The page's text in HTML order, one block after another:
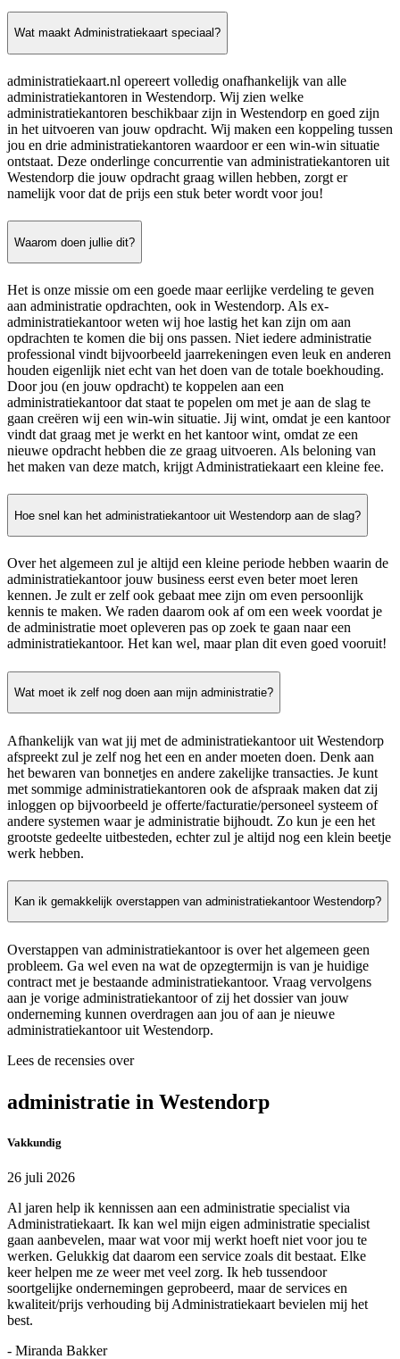
Wat maakt Administratiekaart speciaal?
administratiekaart.nl opereert volledig onafhankelijk van alle
administratiekantoren in Westendorp. Wij zien welke
administratiekantoren beschikbaar zijn in Westendorp en goed zijn
in het uitvoeren van jouw opdracht. Wij maken een koppeling tussen
jou en drie administratiekantoren waardoor er een win-win situatie
ontstaat. Deze onderlinge concurrentie van administratiekantoren uit
Westendorp die jouw opdracht graag willen hebben, zorgt er
namelijk voor dat de prijs een stuk beter wordt voor jou!
Waarom doen jullie dit?
Het is onze missie om een goede maar eerlijke verdeling te geven
aan administratie opdrachten, ook in Westendorp. Als ex-
administratiekantoor weten wij hoe lastig het kan zijn om aan
opdrachten te komen die bij ons passen. Niet iedere administratie
professional vindt bijvoorbeeld jaarrekeningen even leuk en anderen
houden eigenlijk niet echt van het doen van de totale boekhouding.
Door jou (en jouw opdracht) te koppelen aan een
administratiekantoor dat staat te popelen om met je aan de slag te
gaan creëren wij een win-win situatie. Jij wint, omdat je een kantoor
vindt dat graag met je werkt en het kantoor wint, omdat ze een
nieuwe opdracht hebben die ze graag uitvoeren. Als beloning van
het maken van deze match, krijgt Administratiekaart een kleine fee.
Hoe snel kan het administratiekantoor uit Westendorp aan de slag?
Over het algemeen zul je altijd een kleine periode hebben waarin de
administratiekantoor jouw business eerst even beter moet leren
kennen. Je zult er zelf ook gebaat mee zijn om even persoonlijk
kennis te maken. We raden daarom ook af om een week voordat je
de administratie moet opleveren pas op zoek te gaan naar een
administratiekantoor. Het kan wel, maar plan dit even goed vooruit!
Wat moet ik zelf nog doen aan mijn administratie?
Afhankelijk van wat jij met de administratiekantoor uit Westendorp
afspreekt zul je zelf nog het een en ander moeten doen. Denk aan
het bewaren van bonnetjes en andere zakelijke transacties. Je kunt
met sommige administratiekantoren ook de afspraak maken dat zij
inloggen op bijvoorbeeld je offerte/facturatie/personeel systeem of
andere systemen waar je administratie bijhoudt. Zo kun je een het
grootste gedeelte uitbesteden, echter zul je altijd nog een klein beetje
werk hebben.
Kan ik gemakkelijk overstappen van administratiekantoor Westendorp?
Overstappen van administratiekantoor is over het algemeen geen
probleem. Ga wel even na wat de opzegtermijn is van je huidige
contract met je bestaande administratiekantoor. Vraag vervolgens
aan je vorige administratiekantoor of zij het dossier van jouw
onderneming kunnen overdragen aan jou of aan je nieuwe
administratiekantoor uit Westendorp.
Lees de recensies over
administratie in Westendorp
Vakkundig
26 juli 2026
Al jaren help ik kennissen aan een administratie specialist via
Administratiekaart. Ik kan wel mijn eigen administratie specialist
gaan aanbevelen, maar wat voor mij werkt hoeft niet voor jou te
werken. Gelukkig dat daarom een service zoals dit bestaat. Elke
keer helpen me ze weer met veel zorg. Ik heb tussendoor
soortgelijke ondernemingen geprobeerd, maar de services en
kwaliteit/prijs verhouding bij Administratiekaart bevielen mij het
best.
- Miranda Bakker